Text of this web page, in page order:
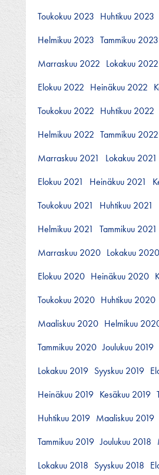
Toukokuu 2023 Huhtikuu 2023
Helmikuu 2023 Tammikuu 2023
Marraskuu 2022 Lokakuu 2022
Elokuu 2022 Heinäkuu 2022
Toukokuu 2022 Huhtikuu 2022
Helmikuu 2022 Tammikuu 2022
Marraskuu 2021
Lokakuu 2021
Elokuu 2021
Heinäkuu 2021
Toukokuu 2021
Huhtikuu 2021
Helmikuu 2021
Tammikuu 2021
Marraskuu 2020 Lokakuu 2020
Elokuu 2020 Heinäkuu 2020
Toukokuu 2020 Huhtikuu 2020
Maaliskuu 2020 Helmikuu
Tammikuu 2020 Joulukuu 2019
Lokakuu 2019 Syyskuu 2019
Heinäkuu 2019 Kesäkuu 2019
Huhtikuu 2019 Maaliskuu 2019
Tammikuu 2019 Joulukuu 2018
Lokakuu 2018 Syyskuu 2018